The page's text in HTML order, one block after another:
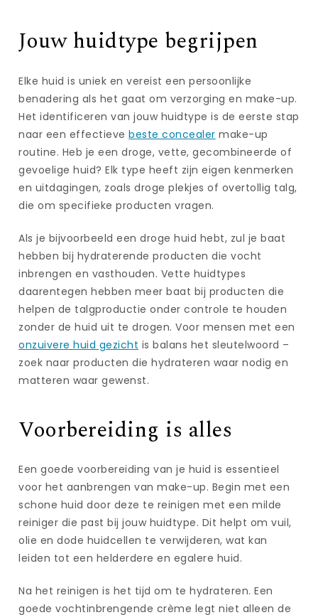
Jouw huidtype begrijpen
Elke huid is uniek en vereist een persoonlijke
benadering als het gaat om verzorging en make-up.
Het identificeren van jouw huidtype is de eerste stap
naar een effectievebeste concealer make-up
routine. Heb je een droge, vette, gecombineerde of
gevoelige huid? Elk type heeft zijn eigen kenmerken
en uitdagingen, zoals droge plekjes of overtollig talg,
die om specifieke producten vragen.
Als je bijvoorbeeld een droge huid hebt, zul je baat
hebben bij hydraterende producten die vocht
inbrengen en vasthouden. Vette huidtypes
daarentegen hebben meer baat bij producten die
helpen de talgproductie onder controle te houden
zonder de huid uit te drogen. Voor mensen met een
onzuivere huid gezicht is balans het sleutelwoord –
zoek naar producten die hydrateren waar nodig en
matteren waar gewenst.
Voorbereiding is alles
Een goede voorbereiding van je huid is essentieel
voor het aanbrengen van make-up. Begin met een
schone huid door deze te reinigen met een milde
reiniger die past bij jouw huidtype. Dit helpt om vuil,
olie en dode huidcellen te verwijderen, wat kan
leiden tot een helderdere en egalere huid.
Na het reinigen is het tijd om te hydrateren. Een
goede vochtinbrengende crème legt niet alleen de